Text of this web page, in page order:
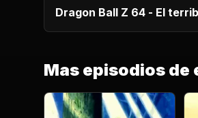
Dragon Ball Z 64 - El
Mas episodios de